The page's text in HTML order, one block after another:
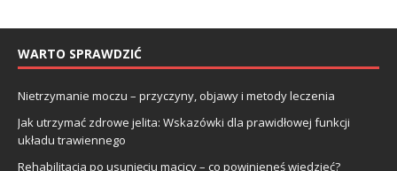
WARTO SPRAWDZIĆ
Nietrzymanie moczu – przyczyny, objawy i metody leczenia
Jak utrzymać zdrowe jelita: Wskazówki dla prawidłowej funkcji
układu trawiennego
Rehabilitacja po usunięciu macicy – co powinieneś wiedzieć?